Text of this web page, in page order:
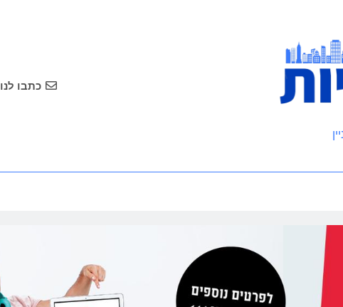
כתבו לנו